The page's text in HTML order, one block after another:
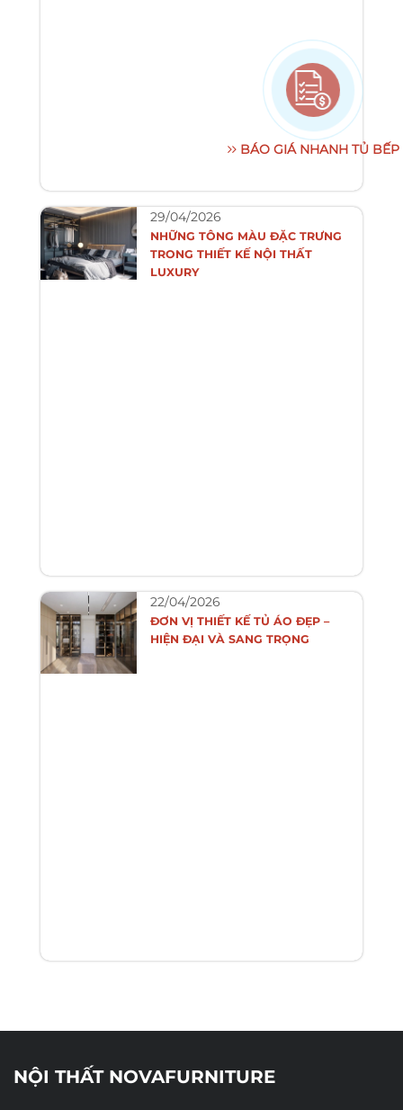
29/04/2026
NHỮNG TÔNG MÀU ĐẶC TRƯNG
TRONG THIẾT KẾ NỘI THẤT
LUXURY
22/04/2026
ĐƠN VỊ THIẾT KẾ TỦ ÁO ĐẸP –
HIỆN ĐẠI VÀ SANG TRỌNG
BÁO GIÁ NHANH TỦ BẾP
NỘI THẤT NOVAFURNITURE